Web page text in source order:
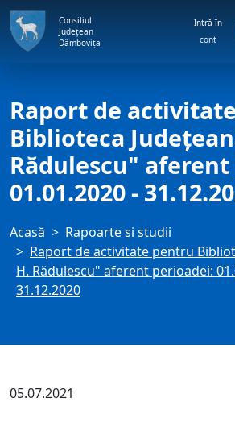
Consiliul
Județean
Dâmbovița
Intră în
cont
Raport de
Biblioteca
Rădulescu"
01.01.2020 -
Acasă
Rapoarte si studii
Raport de activitate pentru
H. Rădulescu" aferent perioadei:
31.12.2020
05.07.2021